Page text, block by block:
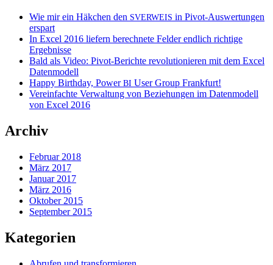
Wie mir ein Häkchen den SVERWEIS in Pivot-Auswertungen
erspart
In Excel 2016 liefern berechnete Felder endlich richtige
Ergebnisse
Bald als Video: Pivot-Berichte revolutionieren mit dem Excel
Datenmodell
Happy Birthday, PowerBI User Group Frankfurt!
Vereinfachte Verwaltung von Beziehungen im Datenmodell
von Excel 2016
Archiv
Februar 2018
März 2017
Januar 2017
März 2016
Oktober 2015
September 2015
Kategorien